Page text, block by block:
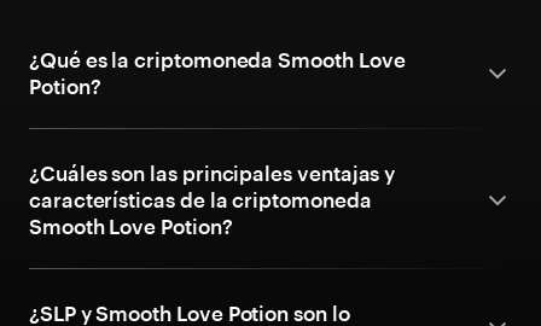
¿Qué es la criptomoneda Smooth Love
Potion?
¿Cuáles son las principales ventajas y
características de la criptomoneda
Smooth Love Potion?
¿SLP y Smooth Love Potion son lo